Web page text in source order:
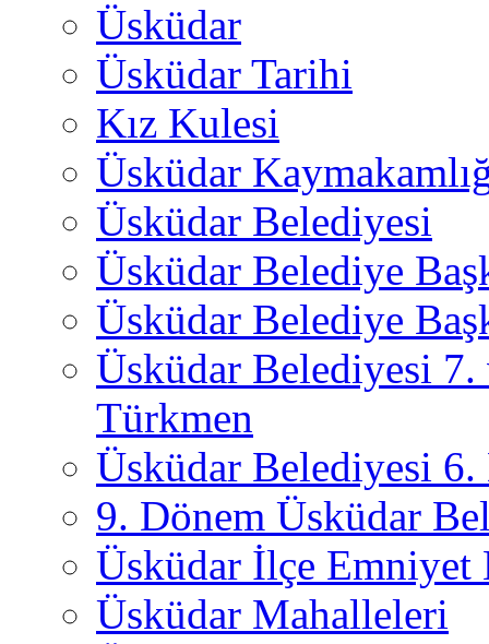
Üsküdar
Üsküdar Tarihi
Kız Kulesi
Üsküdar
Üsküdar Belediyesi
Üsküdar Belediye
Üsküdar Belediye
Üsküdar Belediyesi
Türkmen
Üsküdar Belediyesi 6.
9. Dönem Üsküdar
Üsküdar İlçe
Üsküdar Mahalleleri